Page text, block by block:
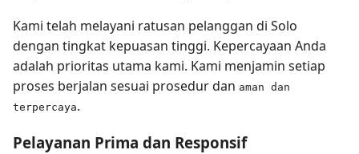
Kami telah melayani ratusan pelanggan di Solo
dengan tingkat kepuasan tinggi. Kepercayaan Anda
adalah prioritas utama kami. Kami menjamin setiap
proses berjalan sesuai prosedur dan aman dan
terpercaya.
Pelayanan Prima dan Responsif